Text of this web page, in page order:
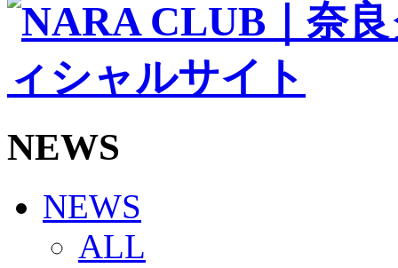
バモス
チアダンススクール
ボランティアチーム「volundeer」
ビクトリーロード
HOMEGAME
観戦ルール＆マナー
Jリーグ運営管理規定
写真・動画使用ガイドライン
SCHEDULE
2026/27
練習見学時のファンサービスについて
TICKET
奈良クラブ明治安田J3リーグ2026/27シーズン試
NEWS
NEWS
ALL